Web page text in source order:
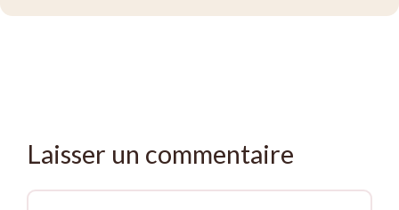
Laisser un commentaire
Commentaire